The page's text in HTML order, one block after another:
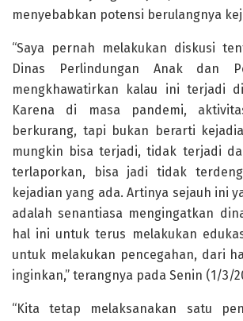
menyebabkan potensi berulangnya
“Saya pernah melakukan diskusi
Dinas Perlindungan Anak dan
mengkhawatirkan kalau ini terjadi
Karena di masa pandemi,
berkurang, tapi bukan berarti
mungkin bisa terjadi, tidak terjadi
terlaporkan, bisa jadi tidak
kejadian yang ada. Artinya sejauh ini
adalah senantiasa mengingatkan
hal ini untuk terus melakukan
untuk melakukan pencegahan, dari
inginkan,” terangnya pada Senin (1/3/
“Kita tetap melaksanakan satu